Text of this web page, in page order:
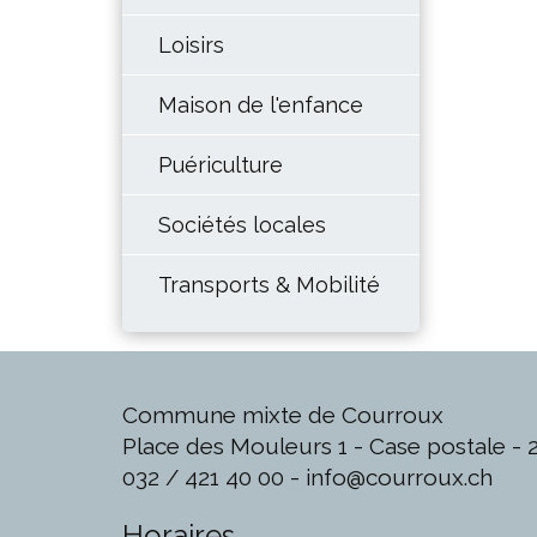
Loisirs
Maison de l'enfance
Puériculture
Sociétés locales
Transports & Mobilité
Commune mixte de Courroux
Place des Mouleurs 1 - Case postale -
032 / 421 40 00 - info@courroux.ch